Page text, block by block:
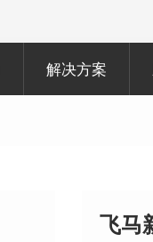
解决方案
飞马